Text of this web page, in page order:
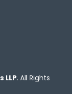
LLP. All Rights